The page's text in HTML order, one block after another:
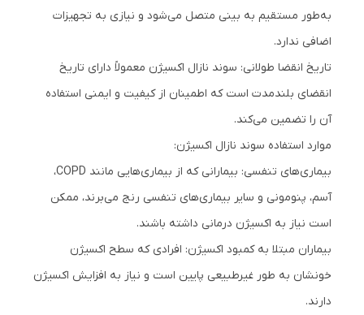
به‌طور مستقیم به بینی متصل می‌شود و نیازی به تجهیزات
اضافی ندارد.
تاریخ انقضا طولانی: سوند نازال اکسیژن معمولاً دارای تاریخ
انقضای بلندمدت است که اطمینان از کیفیت و ایمنی استفاده
آن را تضمین می‌کند.
موارد استفاده سوند نازال اکسیژن:
بیماری‌های تنفسی: بیمارانی که از بیماری‌هایی مانند COPD،
آسم، پنومونی و سایر بیماری‌های تنفسی رنج می‌برند، ممکن
است نیاز به اکسیژن درمانی داشته باشند.
بیماران مبتلا به کمبود اکسیژن: افرادی که سطح اکسیژن
خونشان به طور غیرطبیعی پایین است و نیاز به افزایش اکسیژن
دارند.